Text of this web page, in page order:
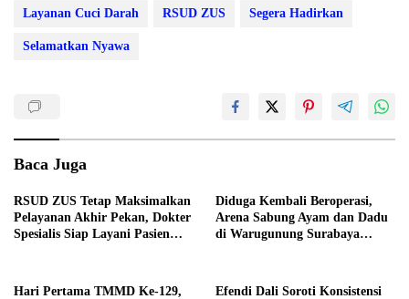
Layanan Cuci Darah RSUD ZUS Segera Hadirkan
Selamatkan Nyawa
Baca Juga
RSUD ZUS Tetap Maksimalkan
Pelayanan Akhir Pekan, Dokter
Spesialis Siap Layani Pasien
Diduga Kembali Beroperasi,
Arena Sabung Ayam dan Dadu
di Warugunung Surabaya
Hari Pertama TMMD Ke-129,
Efendi Dali Soroti Konsistensi